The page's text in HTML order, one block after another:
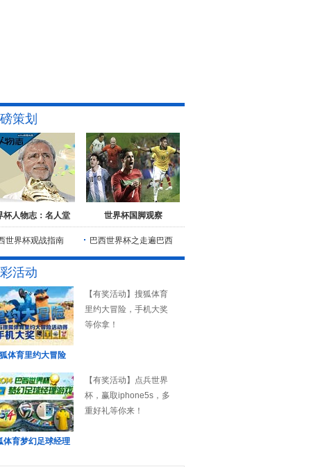
策划
杯人物志：名人堂 世界杯国脚观察
世界杯观战指南 巴西世界杯之走遍巴西
活动
体育里约大冒险
【有奖活动】搜狐体育
里约大冒险，手机大奖
等你拿！
体育梦幻足球经理
【有奖活动】点兵世界
杯，赢取iphone5s，多
重好礼等你来！